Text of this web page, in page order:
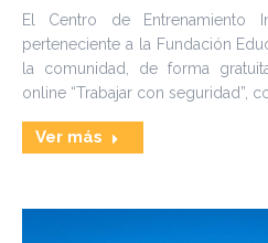
El Centro de Entrenamiento
perteneciente a la Fundación
la comunidad, de forma
online “Trabajar con seguridad”,
Ver más